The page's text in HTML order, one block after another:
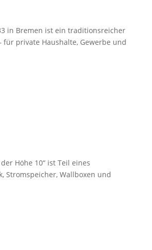
in Bremen ist ein traditionsreicher
private Haushalte, Gewerbe und
Höhe 10“ ist Teil eines
Stromspeicher, Wallboxen und